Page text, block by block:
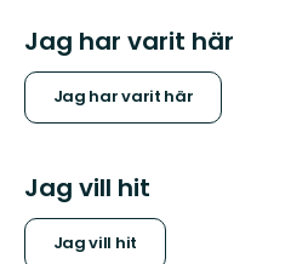
Jag har varit här
Jag har varit här
Jag vill hit
Jag vill hit